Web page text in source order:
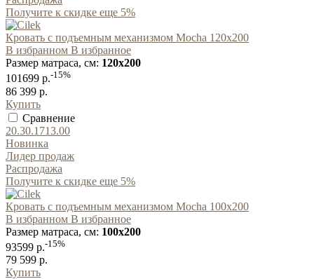
Получите к скидке еще 5%
Кровать с подъемным механизмом Mocha 120x200
В избранном В избранное
Размер матраса, см: 120x200
101699 р.-15%
86 399 р.
Купить
Сравнение
20.30.1713.00
Новинка
Лидер продаж
Распродажа
Получите к скидке еще 5%
Кровать с подъемным механизмом Mocha 100x200
В избранном В избранное
Размер матраса, см: 100x200
93599 р.-15%
79 599 р.
Купить